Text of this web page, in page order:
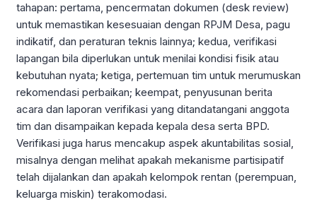
tahapan: pertama, pencermatan dokumen (desk review)
untuk memastikan kesesuaian dengan RPJM Desa, pagu
indikatif, dan peraturan teknis lainnya; kedua, verifikasi
lapangan bila diperlukan untuk menilai kondisi fisik atau
kebutuhan nyata; ketiga, pertemuan tim untuk merumuskan
rekomendasi perbaikan; keempat, penyusunan berita
acara dan laporan verifikasi yang ditandatangani anggota
tim dan disampaikan kepada kepala desa serta BPD.
Verifikasi juga harus mencakup aspek akuntabilitas sosial,
misalnya dengan melihat apakah mekanisme partisipatif
telah dijalankan dan apakah kelompok rentan (perempuan,
keluarga miskin) terakomodasi.